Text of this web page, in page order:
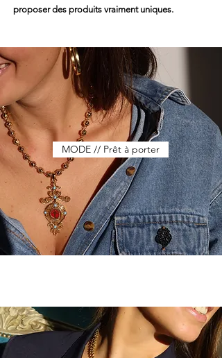
proposer des produits vraiment uniques.
MODE // Prêt à porter